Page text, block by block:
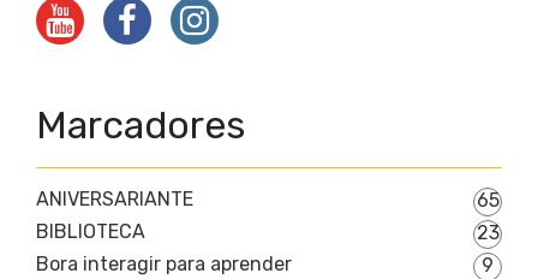
Marcadores
ANIVERSARIANTE
65
BIBLIOTECA
23
Bora interagir para aprender
9